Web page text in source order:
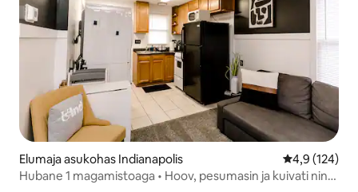
Elumaja asukohas Indianapolis Keskmine
4,9 (124)
Hubane 1 magamistoaga • Hoov, pesumasin ja kuivati ning